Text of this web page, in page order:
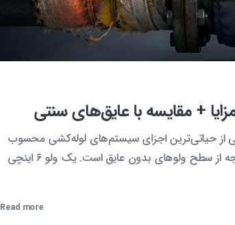
0
+ مقایسه با عایق‌های سنتی
از حیاتی‌ترین اجزای سیستم‌های لوله‌کشی محسوب
می‌شوند. اما نکته‌ای که اغلب نادیده گرفته می‌شود، اتلاف حرارت قابل‌توجه از سطح ولوهای بدون عایق است. یک ولو ۶ اینچی
Read more